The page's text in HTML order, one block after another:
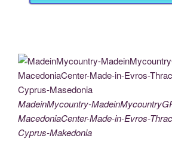
MadeinMycountry-
MacedoniaCenter-Made-in-Evros-
Cyprus-Makedonia